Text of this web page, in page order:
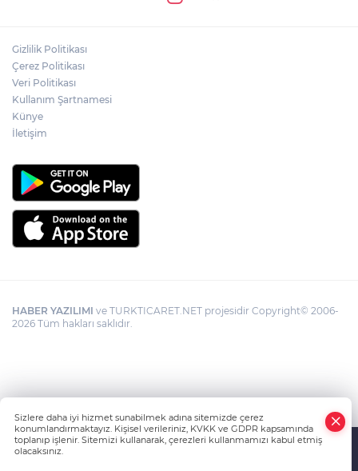
Gizlilik Politikası
Çerez Politikası
Veri Politikası
Kullanım Şartnamesi
Künye
İletişim
HABER YAZILIMI ve TURKTICARET.NET projesidir Copyright© 2006-
2026 Tüm hakları saklıdır.
Sizlere daha iyi hizmet sunabilmek adına sitemizde çerez
konumlandırmaktayız. Kişisel verileriniz, KVKK ve GDPR kapsamında
toplanıp işlenir. Sitemizi kullanarak, çerezleri kullanmamızı kabul etmiş
olacaksınız.